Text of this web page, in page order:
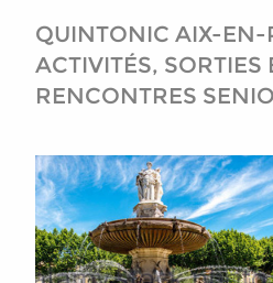
QUINTONIC AIX-EN-
ACTIVITÉS, SORTIES
RENCONTRES